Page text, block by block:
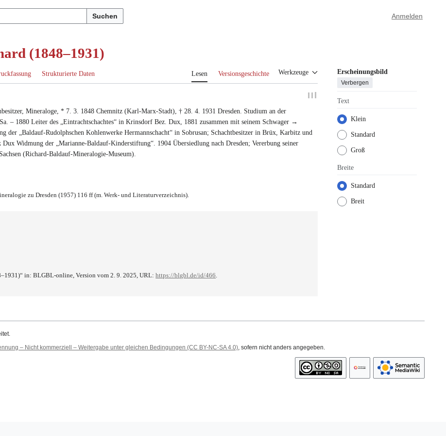
Suchen Anmelden
(1848–1931)
Strukturierte Daten Lesen Versionsgeschichte Werkzeuge Erscheinungsbild
Verbergen
Text
Klein
Standard
Groß
Breite
Standard
Breit
, Mineraloge, * 7. 3. 1848 Chemnitz (Karl-Marx-Stadt), † 28. 4. 1931 Dresden. Studium an der
– 1880 Leiter des „Eintrachtschachtes“ in Krinsdorf Bez. Dux, 1881 zusammen mit seinem Schwager →
der „Baldauf-Rudolphschen Kohlenwerke Hermannschacht“ in Sobrusan; Schachtbesitzer in Brüx, Karbitz und
Dux Widmung der „Marianne-Baldauf-Kinderstiftung“. 1904 Übersiedlung nach Dresden; Vererbung seiner
(Richard-Baldauf-Mineralogie-Museum).
zu Dresden (1957) 116 ff (m. Werk- und Literaturverzeichnis).
in: BLGBL-online, Version vom 2. 9. 2025, URL:https://blgbl.de/id/466.
– Nicht kommerziell – Weitergabe unter gleichen Bedingungen (CC BY-NC-SA 4.0), sofern nicht anders angegeben.